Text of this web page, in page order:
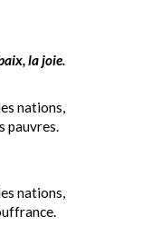
la joie.
nations,
pauvres.
nations,